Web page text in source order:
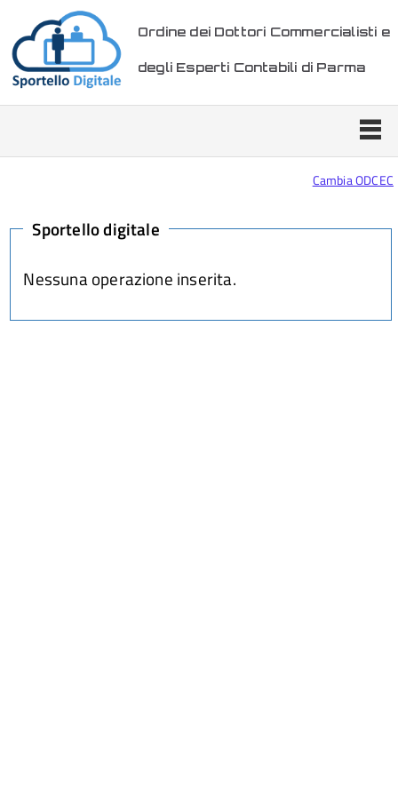
Ordine dei Dottori Commercialisti e
degli Esperti Contabili di Parma
Cambia ODCEC
Sportello digitale
Nessuna operazione inserita.